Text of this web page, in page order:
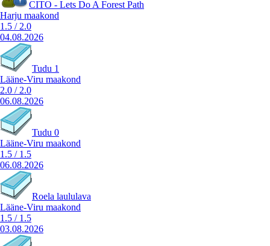
CITO - Lets Do A Forest Path
Harju maakond
1.5 / 2.0
04.08.2026
Tudu 1
Lääne-Viru maakond
2.0 / 2.0
06.08.2026
Tudu 0
Lääne-Viru maakond
1.5 / 1.5
06.08.2026
Roela laululava
Lääne-Viru maakond
1.5 / 1.5
03.08.2026